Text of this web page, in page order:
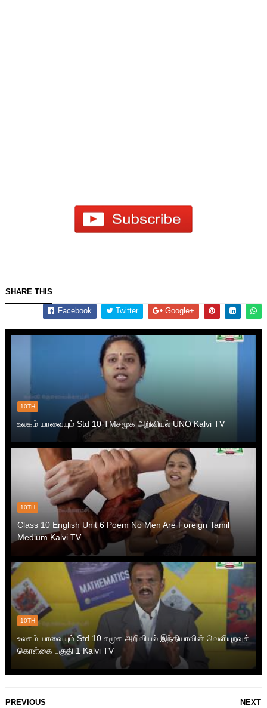
SHARE THIS
Facebook Twitter Google+
10TH
உலகம் யாவையும் Std 10 TMசமூக அறிவியல் UNO Kalvi TV
10TH
Class 10 English Unit 6 Poem No Men Are Foreign Tamil
Medium Kalvi TV
10TH
உலகம் யாவையும் Std 10 சமூக அறிவியல் இந்தியாவின் வெளியுறவுக்
கொள்கை பகுதி 1 Kalvi TV
NEXT
PREVIOUS